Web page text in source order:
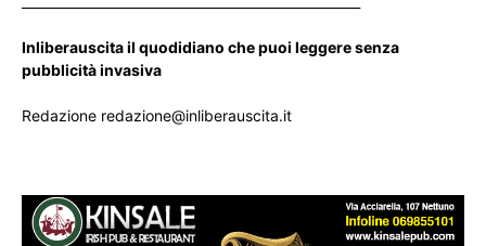
Inliberauscita il quodidiano che puoi leggere senza
pubblicità invasiva
Redazione redazione@inliberauscita.it